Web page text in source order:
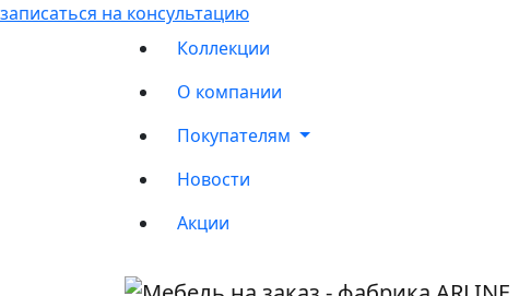
записаться на консультацию
Коллекции
О компании
Покупателям
Новости
Акции